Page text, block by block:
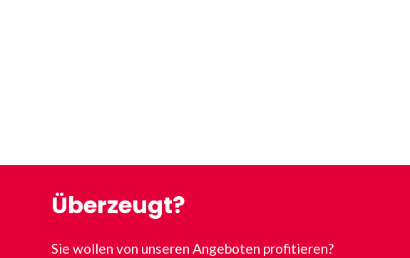
Überzeugt?
Sie wollen von unseren Angeboten profitieren?